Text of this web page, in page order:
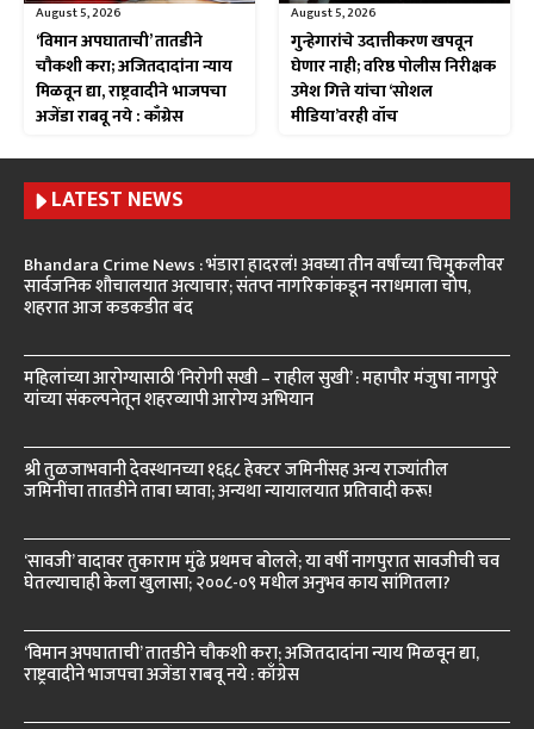
August 5, 2026
‘विमान अपघाताची’ तातडीने
चौकशी करा; अजितदादांना न्याय
मिळवून द्या, राष्ट्रवादीने भाजपचा
अजेंडा राबवू नये : काँग्रेस
August 5, 2026
गुन्हेगारांचे उदात्तीकरण खपवून
घेणार नाही; वरिष्ठ पोलीस निरीक्षक
उमेश गित्ते यांचा ‘सोशल
मीडिया’वरही वॉच
LATEST NEWS
Bhandara Crime News : भंडारा हादरलं! अवघ्या तीन वर्षांच्या चिमुकलीवर
सार्वजनिक शौचालयात अत्याचार; संतप्त नागरिकांकडून नराधमाला चोप,
शहरात आज कडकडीत बंद
महिलांच्या आरोग्यासाठी ‘निरोगी सखी – राहील सुखी’ : महापौर मंजुषा नागपुरे
यांच्या संकल्पनेतून शहरव्यापी आरोग्य अभियान
श्री तुळजाभवानी देवस्थानच्या १६६८ हेक्टर जमिनींसह अन्य राज्यांतील
जमिनींचा तातडीने ताबा घ्यावा; अन्यथा न्यायालयात प्रतिवादी करू!
‘सावजी’ वादावर तुकाराम मुंढे प्रथमच बोलले; या वर्षी नागपुरात सावजीची चव
घेतल्याचाही केला खुलासा; २००८-०९ मधील अनुभव काय सांगितला?
‘विमान अपघाताची’ तातडीने चौकशी करा; अजितदादांना न्याय मिळवून द्या,
राष्ट्रवादीने भाजपचा अजेंडा राबवू नये : काँग्रेस